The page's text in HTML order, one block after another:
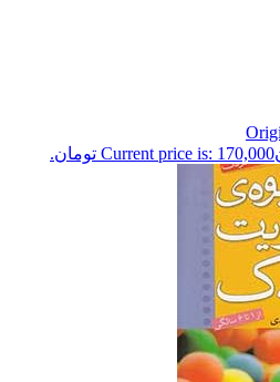
Current price is: 170,000 تومان.